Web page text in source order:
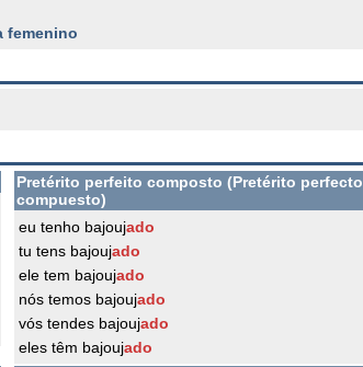
femenino
Pretérito perfeito composto (Pretérito perfecto
compuesto)
eu tenho bajoujado
tu tens bajoujado
ele tem bajoujado
nós temos bajoujado
vós tendes bajoujado
eles têm bajoujado